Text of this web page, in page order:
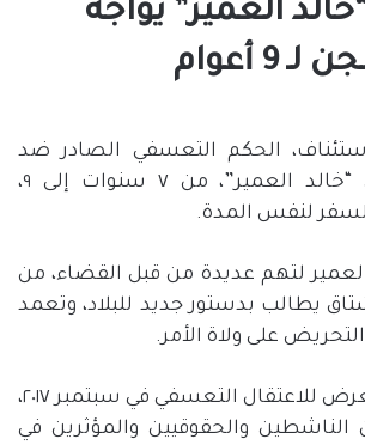
العمير” يواجه
9 أعوام
الحكم التعسفي الصادر ضد
الناشط الحقوقي “خالد العمير”، من ٧ سنوات إلى ٩،
لنفس المدة.
لتهم عديدة من قبل القضاء، من
يطالب بدستور جديد للبلاد، وتعمد
على ولاة الأمر.
وكان العمير قد تعرض للاعتقال التعسفي في سبتمبر ٢٠١٧،
والحقوقيين والمؤثرين في